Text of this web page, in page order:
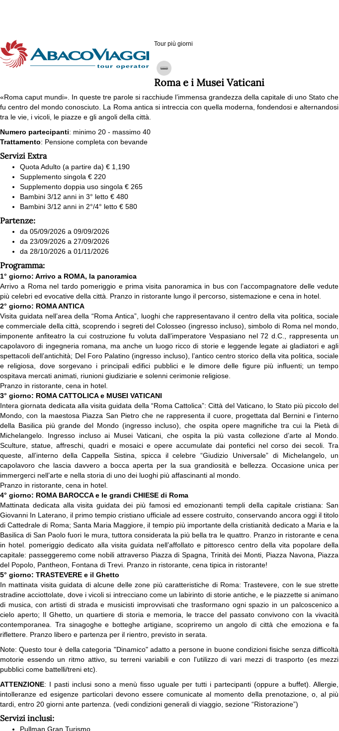
Tour più giorni
Roma e i Musei Vaticani
«Roma caput mundi». In queste tre parole si racchiude l’immensa grandezza della capitale di uno Stato che
fu centro del mondo conosciuto. La Roma antica si intreccia con quella moderna, fondendosi e alternandosi
tra le vie, i vicoli, le piazze e gli angoli della città.
Numero partecipanti: minimo 20 - massimo 40
Trattamento: Pensione completa con bevande
Servizi Extra
Quota Adulto (a partire da) € 1,190
Supplemento singola € 220
Supplemento doppia uso singola € 265
Bambini 3/12 anni in 3° letto € 480
Bambini 3/12 anni in 2°/4° letto € 580
Partenze:
da 05/09/2026 a 09/09/2026
da 23/09/2026 a 27/09/2026
da 28/10/2026 a 01/11/2026
Programma:
1° giorno: Arrivo a ROMA, la panoramica
Arrivo a Roma nel tardo pomeriggio e prima visita panoramica in bus con l’accompagnatore delle vedute
più celebri ed evocative della città. Pranzo in ristorante lungo il percorso, sistemazione e cena in hotel.
2° giorno: ROMA ANTICA
Visita guidata nell’area della “Roma Antica”, luoghi che rappresentavano il centro della vita politica, sociale
e commerciale della città, scoprendo i segreti del Colosseo (ingresso incluso), simbolo di Roma nel mondo,
imponente anfiteatro la cui costruzione fu voluta dall’imperatore Vespasiano nel 72 d.C., rappresenta un
capolavoro di ingegneria romana, ma anche un luogo ricco di storie e leggende legate ai gladiatori e agli
spettacoli dell’antichità; Del Foro Palatino (ingresso incluso), l’antico centro storico della vita politica, sociale
e religiosa, dove sorgevano i principali edifici pubblici e le dimore delle figure più influenti; un tempo
ospitava mercati animati, riunioni giudiziarie e solenni cerimonie religiose.
Pranzo in ristorante, cena in hotel.
3° giorno: ROMA CATTOLICA e MUSEI VATICANI
Intera giornata dedicata alla visita guidata della “Roma Cattolica”: Città del Vaticano, lo Stato più piccolo del
Mondo, con la maestosa Piazza San Pietro che ne rappresenta il cuore, progettata dal Bernini e l’interno
della Basilica più grande del Mondo (ingresso incluso), che ospita opere magnifiche tra cui la Pietà di
Michelangelo. Ingresso incluso ai Musei Vaticani, che ospita la più vasta collezione d’arte al Mondo.
Sculture, statue, affreschi, quadri e mosaici e opere accumulate dai pontefici nel corso dei secoli. Tra
queste, all’interno della Cappella Sistina, spicca il celebre “Giudizio Universale” di Michelangelo, un
capolavoro che lascia davvero a bocca aperta per la sua grandiosità e bellezza. Occasione unica per
immergerci nell’arte e nella storia di uno dei luoghi più affascinanti al mondo.
Pranzo in ristorante, cena in hotel.
4° giorno: ROMA BAROCCA e le grandi CHIESE di Roma
Mattinata dedicata alla visita guidata dei più famosi ed emozionanti templi della capitale cristiana: San
Giovanni In Laterano, il primo tempio cristiano ufficiale ad essere costruito, conservando ancora oggi il titolo
di Cattedrale di Roma; Santa Maria Maggiore, il tempio più importante della cristianità dedicato a Maria e la
Basilica di San Paolo fuori le mura, tuttora considerata la più bella tra le quattro. Pranzo in ristorante e cena
in hotel. pomeriggio dedicato alla visita guidata nell’affollato e pittoresco centro della vita popolare della
capitale: passeggeremo come nobili attraverso Piazza di Spagna, Trinità dei Monti, Piazza Navona, Piazza
del Popolo, Pantheon, Fontana di Trevi. Pranzo in ristorante, cena tipica in ristorante!
5° giorno: TRASTEVERE e il Ghetto
In mattinata visita guidata di alcune delle zone più caratteristiche di Roma: Trastevere, con le sue strette
stradine acciottolate, dove i vicoli si intrecciano come un labirinto di storie antiche, e le piazzette si animano
di musica, con artisti di strada e musicisti improvvisati che trasformano ogni spazio in un palcoscenico a
cielo aperto; Il Ghetto, un quartiere di storia e memoria, le tracce del passato convivono con la vivacità
contemporanea. Tra sinagoghe e botteghe artigiane, scopriremo un angolo di città che emoziona e fa
riflettere. Pranzo libero e partenza per il rientro, previsto in serata.
Note: Questo tour è della categoria "Dinamico" adatto a persone in buone condizioni fisiche senza difficoltà
motorie essendo un ritmo attivo, su terreni variabili e con l'utilizzo di vari mezzi di trasporto (es mezzi
pubblici come battelli/treni etc).
ATTENZIONE: I pasti inclusi sono a menù fisso uguale per tutti i partecipanti (oppure a buffet). Allergie,
intolleranze ed esigenze particolari devono essere comunicate al momento della prenotazione, o, al più
tardi, entro 20 giorni ante partenza. (vedi condizioni generali di viaggio, sezione “Ristorazione”)
Servizi inclusi:
Pullman Gran Turismo